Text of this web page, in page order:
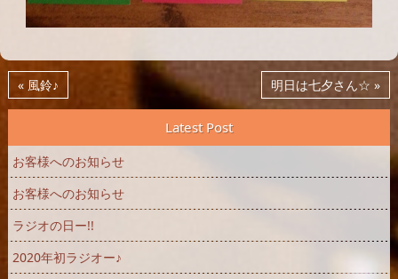
« 風鈴♪ 明日は七夕さん☆ »
Latest Post
お客様へのお知らせ
お客様へのお知らせ
ラジオの日ー!!
2020年初ラジオー♪